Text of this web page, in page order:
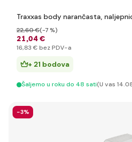
Traxxas body narančasta,
21,04 €
22,60 €(-7 %)
16,83 € bez PDV-a
+ 21 bodova
Šaljemo u roku do 48 sati(U vas
-3%